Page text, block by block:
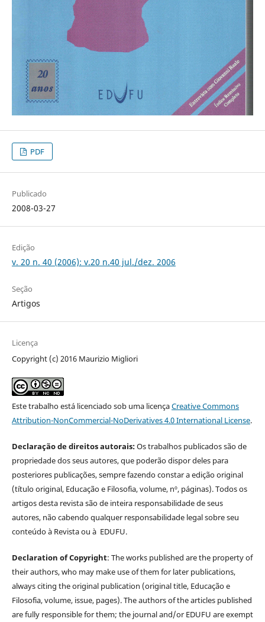
PDF
Publicado
2008-03-27
Edição
v. 20 n. 40 (2006): v.20 n.40 jul./dez. 2006
Seção
Artigos
Licença
Copyright (c) 2016 Maurizio Migliori
Este trabalho está licenciado sob uma licençaCreative Commons
Attribution-NonCommercial-NoDerivatives 4.0 International License.
Declaração de direitos autorais:Os trabalhos publicados são de
propriedade dos seus autores, que poderão dispor deles para
posteriores publicações, sempre fazendo constar a edição original
(título original, Educação e Filosofia, volume, nº, páginas). Todos os
artigos desta revista são de inteira responsabilidade de seus
autores, não cabendo qualquer responsabilidade legal sobre seu
conteúdo à Revista ou à EDUFU.
Declaration of Copyright: The works published are the property of
their authors, who may make use of them for later publications,
always citing the original publication (original title, Educação e
Filosofia, volume, issue, pages). The authors of the articles published
are fully responsible for them; the journal and/or EDUFU are exempt